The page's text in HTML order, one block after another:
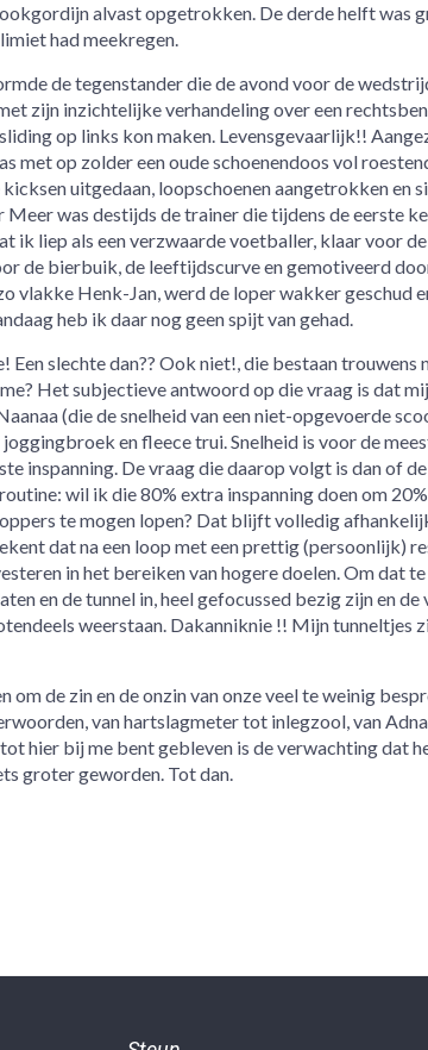
alvast opgetrokken. De derde helft was
had meekregen.
de tegenstander die de avond voor de
zijn inzichtelijke verhandeling over een
op links kon maken. Levensgevaarlijk!!
met op zolder een oude schoenendoos vol
kicksen uitgedaan, loopschoenen aangetrokken en
Meer was destijds de trainer die tijdens de eerste
ik liep als een verzwaarde voetballer, klaar voor
de bierbuik, de leeftijdscurve en gemotiveerd
vlakke Henk-Jan, werd de loper wakker geschud
heb ik daar nog geen spijt van gehad.
Een slechte dan?? Ook niet!, die bestaan trouwens
Het subjectieve antwoord op die vraag is dat
(die de snelheid van een niet-opgevoerde
en fleece trui. Snelheid is voor de
inspanning. De vraag die daarop volgt is dan of
wil ik die 80% extra inspanning doen om
te mogen lopen? Dat blijft volledig
dat na een loop met een prettig (persoonlijk)
in het bereiken van hogere doelen. Om dat
en de tunnel in, heel gefocussed bezig zijn en de
weerstaan. Dakanniknie !! Mijn tunneltjes
om de zin en de onzin van onze veel te weinig
van hartslagmeter tot inlegzool, van
hier bij me bent gebleven is de verwachting dat
groter geworden. Tot dan.